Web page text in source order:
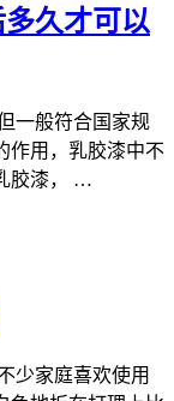
久才可以
一般符合国家规
作用，乳胶漆中不
胶漆， …
少家庭喜欢使用